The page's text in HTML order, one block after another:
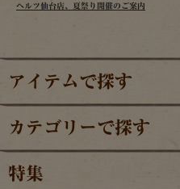
ヘルツ仙台店、夏祭り開催のご案内
アイテムで探す
カテゴリーで探す
特集